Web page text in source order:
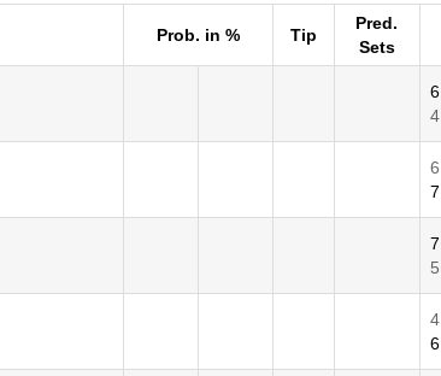
Prob. in % Tip
Pred.
Sets
6
4
6
7
7
5
4
6